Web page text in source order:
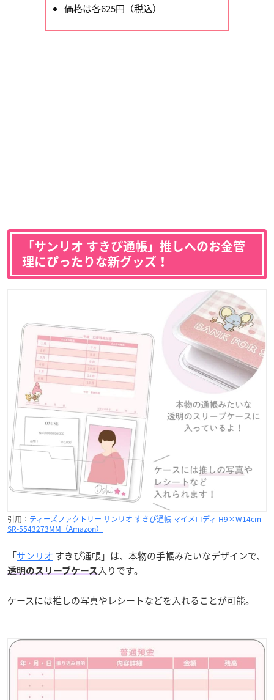
価格は各625円（税込）
「サンリオ すきぴ通帳」推しへのお金管
理にぴったりな新グッズ！
引用： ティーズファクトリー サンリオ すきぴ通帳 マイメロディ H9×W14cm
SR-5543273MM（Amazon）
「サンリオ すきぴ通帳」は、本物の手帳みたいなデザインで、
透明のスリーブケース 入りです。
ケースには推しの写真やレシートなどを入れることが可能。